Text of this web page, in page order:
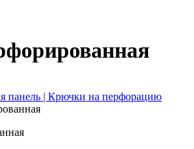
панель | Крючки на перфорацию